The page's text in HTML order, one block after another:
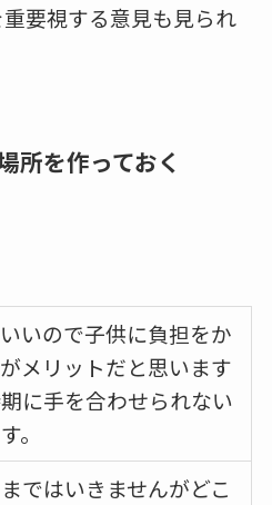
要視する意見も見られ
所を作っておく
いので子供に負担をか
メリットだと思います
に手を合わせられない
。
ではいきませんがどこ